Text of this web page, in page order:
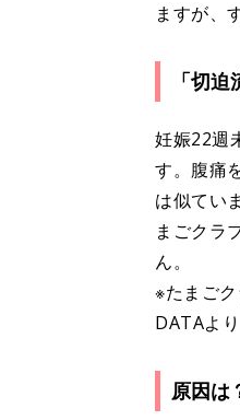
ますが、
「切
妊娠22週
す。腹痛
は似てい
まごクラ
ん。
※たまご
DATAより
原因は